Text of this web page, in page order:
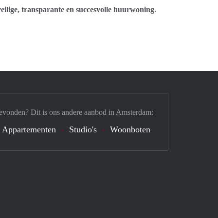
transparante en succesvolle huurwoning.
Dit is ons andere aanbod in Amsterdam:
Appartementen Studio's Woonboten